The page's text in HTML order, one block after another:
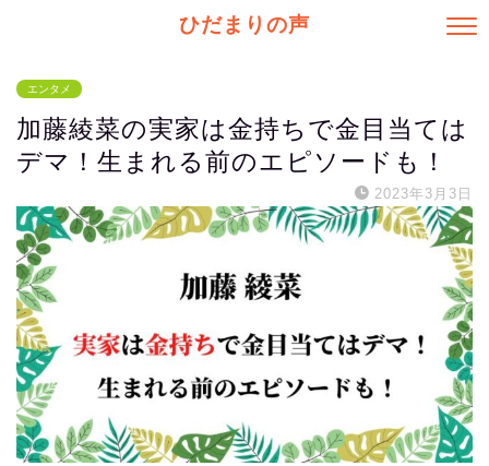
ひだまりの声
エンタメ
加藤綾菜の実家は金持ちで金目当ては
デマ！生まれる前のエピソードも！
2023年3月3日